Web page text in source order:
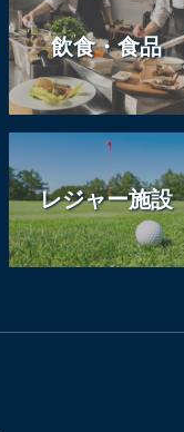
飲食・食品
レジャー施設